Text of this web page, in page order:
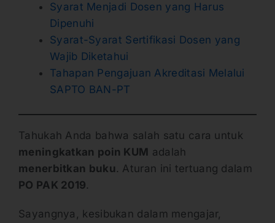
Syarat Menjadi Dosen yang Harus
Dipenuhi
Syarat-Syarat Sertifikasi Dosen yang
Wajib Diketahui
Tahapan Pengajuan Akreditasi Melalui
SAPTO BAN-PT
Tahukah Anda bahwa salah satu cara untuk
meningkatkan poin KUM adalah
menerbitkan buku . Aturan ini tertuang dalam
PO PAK 2019.
Sayangnya, kesibukan dalam mengajar,